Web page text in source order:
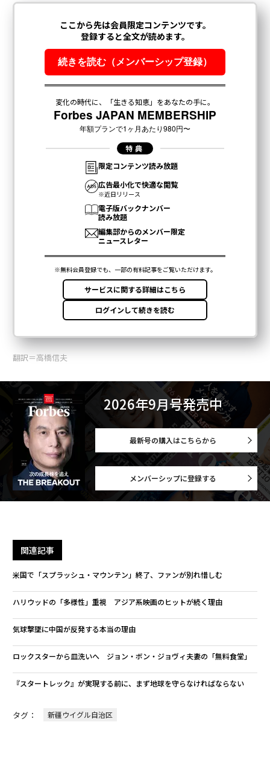
翻訳＝高橋信夫
2026年9月号発売中
最新号の購入はこちらから
メンバーシップに登録する
関連記事
米国で「スプラッシュ・マウンテン」終了、ファンが別れ惜しむ
ハリウッドの「多様性」重視 アジア系映画のヒットが続く理由
気球撃墜に中国が反発する本当の理由
ロックスターから皿洗いへ ジョン・ボン・ジョヴィ夫妻の「無料食堂」
『スタートレック』が実現する前に、まず地球を守らなければならない
タグ： 新疆ウイグル自治区